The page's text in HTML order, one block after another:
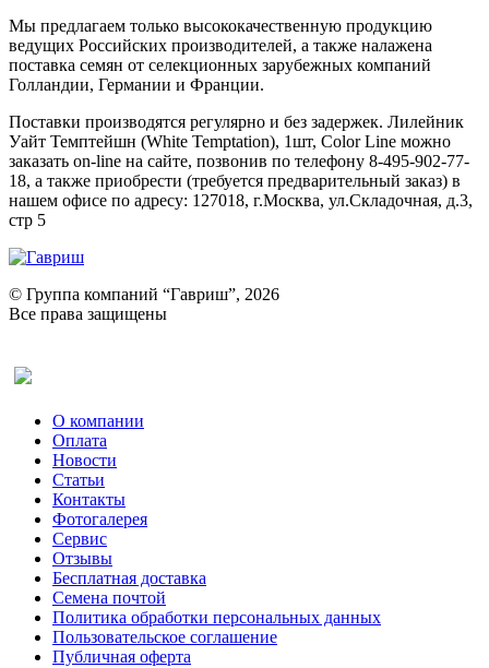
Мы предлагаем только высококачественную продукцию
ведущих Российских производителей, а также налажена
поставка семян от селекционных зарубежных компаний
Голландии, Германии и Франции.
Поставки производятся регулярно и без задержек. Лилейник
Уайт Темптейшн (White Temptation), 1шт, Color Line можно
заказать on-line на сайте, позвонив по телефону 8-495-902-77-
18, а также приобрести (требуется предварительный заказ) в
нашем офисе по адресу: 127018, г.Москва, ул.Складочная, д.3,
стр 5
© Группа компаний “Гавриш”, 2026
Все права защищены
О компании
Оплата
Новости
Статьи
Контакты
Фотогалерея​
Сервис
Отзывы
Бесплатная доставка
Семена почтой
Политика обработки персональных данных
Пользовательское соглашение
Публичная оферта